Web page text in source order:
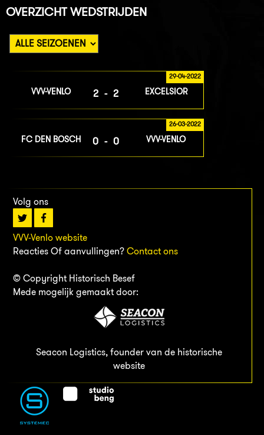
OVERZICHT WEDSTRIJDEN
29-04-2022
VVV-VENLO 2-2 EXCELSIOR
26-03-2022
FC DEN BOSCH 0-0 VVV-VENLO
Volg ons
VVV-Venlo website
Reacties Of aanvullingen? Contact ons
© Copyright Historisch Besef
Mede mogelijk gemaakt door:
Seacon Logistics, founder van de historische
website